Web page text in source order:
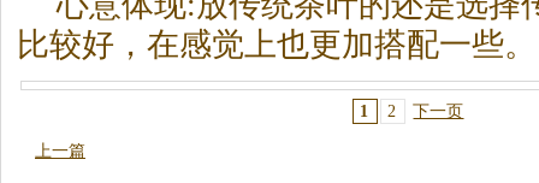
比较好，在感觉上也更加搭配一些。
1 2 下一页
上一篇